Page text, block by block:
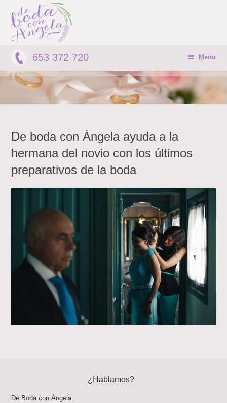
653 372 720 Menu
De boda con Ángela ayuda a la
hermana del novio con los últimos
preparativos de la boda
¿Hablamos?
De Boda con Ángela